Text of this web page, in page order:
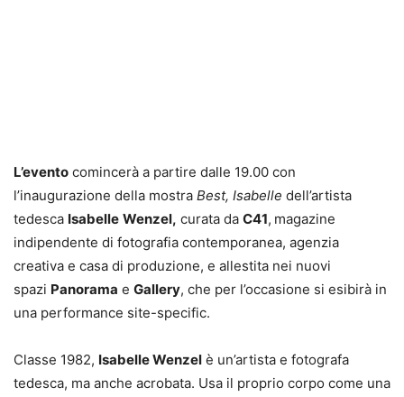
L’evento comincerà a partire dalle 19.00 con
l’inaugurazione della mostra Best, Isabelle dell’artista
tedesca Isabelle Wenzel, curata da C41, magazine
indipendente di fotografia contemporanea, agenzia
creativa e casa di produzione, e allestita nei nuovi
spazi Panorama e Gallery, che per l’occasione si esibirà in
una performance site-specific.
Classe 1982, Isabelle Wenzel è un’artista e fotografa
tedesca, ma anche acrobata. Usa il proprio corpo come una